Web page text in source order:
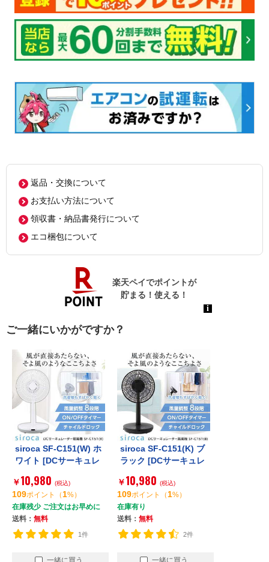
返品・交換について
お支払い方法について
領収書・納品書発行について
エコ梱包について
ご一緒にいかがですか？
siroca SF-C151(W) ホ
ワイト [DCサーキュレ
￥10,980 (税込)
109ポイント （ 1%）
在庫残少 ご注文はお早めに
送料： 無料
1件
一緒に買う
siroca SF-C151(K) ブ
ラック [DCサーキュレ
￥10,980 (税込)
109ポイント （ 1%）
在庫有り
送料： 無料
2件
一緒に買う